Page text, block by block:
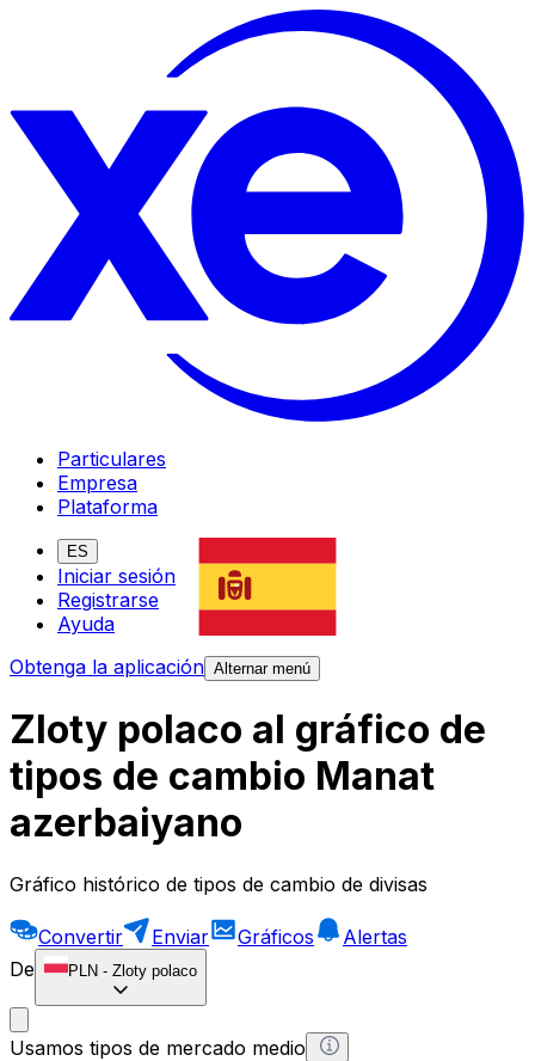
Particulares
Empresa
Plataforma
ES
Iniciar sesión
Registrarse
Ayuda
Obtenga la aplicación Alternar menú
Zloty polaco al gráfico de
tipos de cambio Manat
azerbaiyano
Gráfico histórico de tipos de cambio de divisas
Convertir Enviar Gráficos
Alertas
De
PLN - Zloty polaco
Usamos tipos de mercado medio